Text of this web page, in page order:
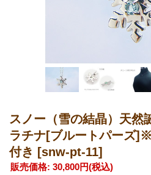
スノー（雪の結晶）天然
ラチナ[ブルートパーズ
付き [snw-pt-11]
販売価格: 30,800円(税込)